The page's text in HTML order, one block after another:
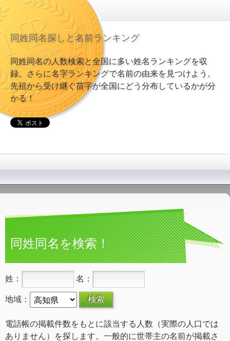
同姓同名探しと名前ランキング
同姓同名の人数検索と全国に多い姓名ランキングを収
録。さらに名字ランキングで名前の由来を見つけよう。
先祖から受け継ぐ苗字が全国にどう分布しているかが分
かる！
同姓同名を検索！
姓： 名：
地域：
電話帳の掲載件数をもとに該当する人数（実際の人口では
ありません）を探します。一般的に世帯主の名前が掲載さ